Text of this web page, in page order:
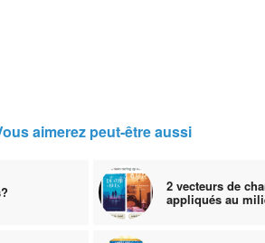
aimerez peut-être aussi
2 vecteurs de
appliqués au